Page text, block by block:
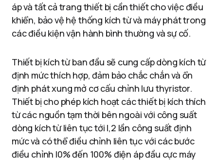
áp và tất cả trang thiết bị cần thiết cho việc điều
khiển, bảo vệ hệ thống kích từ và máy phát trong
các điều kiện vận hành bình thường và sự cố.
Thiết bị kích từ ban đầu sẽ cung cấp dòng kích từ
định mức thích hợp, đảm bảo chắc chắn và ổn
định phát xung mở cơ cấu chỉnh lưu thyristor.
Thiết bị cho phép kích hoạt các thiết bị kích thích
từ các nguồn tạm thời bên ngoài với công suất
dòng kích từ liên tục tới l,2 lần công suất định
mức và có thể điều chỉnh liên tục với các bước
điều chỉnh l0% đến 100% điện áp đầu cực máy